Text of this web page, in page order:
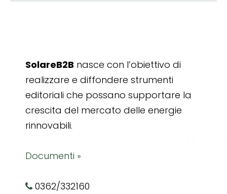
SolareB2B nasce con l’obiettivo di
realizzare e diffondere strumenti
editoriali che possano supportare la
crescita del mercato delle energie
rinnovabili.
Documenti »
0362/332160